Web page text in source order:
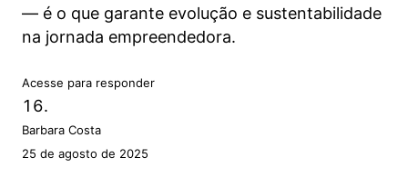
— é o que garante evolução e sustentabilidade
na jornada empreendedora.
Acesse para responder
Barbara Costa
25 de agosto de 2025